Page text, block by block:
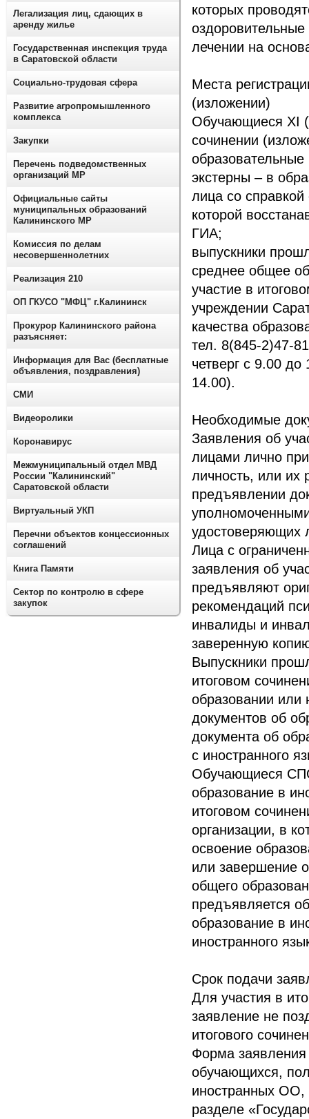
которых
лечении на
Места
(изложении)
Обучающиеся XI
сочинении
экстерны – в
лица со справкой
которой
ГИА;
выпускники
среднее общее
участие в
учреждении
качества
тел. 8(845-2)47-
четверг с 9.00
14.00).
Необходимые
Заявления об
лицами лично
личность, или их
предъявлении
удостоверяющих
Лица с
заявления об
предъявляют
рекомендаций
инвалиды и
заверенную
Выпускники
итоговом
образовании
документов об
документа об
с иностранного
Обучающиеся
образование в
итоговом
организации, в
освоение
или завершение
общего
предъявляется
образование в
иностранного
Срок подачи
Для участия в
заявление не
итогового
Форма
обучающихся,
иностранных
разделе
Легализация лиц, сдающих в
аренду жилье
Государственная инспекция труда
в Саратовской области
Социально-трудовая сфера
Развитие агропромышленного
комплекса
Закупки
Перечень подведомственных
организаций МР
Официальные сайты
муниципальных образований
Калининского МР
Комиссия по делам
несовершеннолетних
Реализация 210
ОП ГКУСО "МФЦ" г.Калининск
Прокурор Калининского района
разъясняет:
Информация для Вас (бесплатные
объявления, поздравления)
СМИ
Видеоролики
Коронавирус
Межмуниципальный отдел МВД
России "Калининский"
Саратовской области
Виртуальный УКП
Перечни объектов концессионных
соглашений
Книга Памяти
Сектор по контролю в сфере
закупок